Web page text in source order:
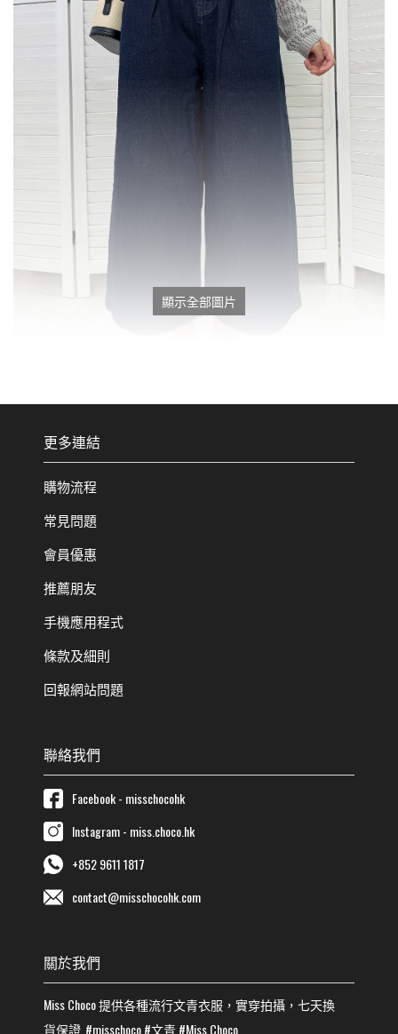
顯示全部圖片
更多連結
購物流程
常見問題
會員優惠
推薦朋友
手機應用程式
條款及細則
回報網站問題
聯絡我們
Facebook - misschocohk
Instagram - miss.choco.hk
+852 9611 1817
contact@misschocohk.com
關於我們
Miss Choco提供各種流行文青衣服，實穿拍攝，七天換
貨保證 #misschoco#文青#Miss Choco